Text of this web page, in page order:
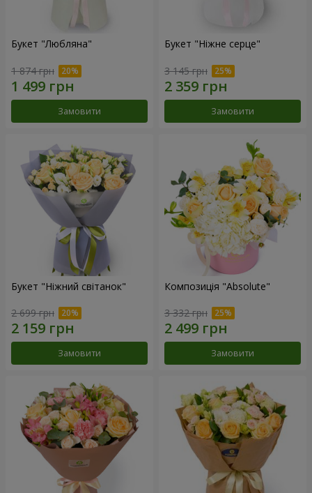
Букет "Любляна"
1 874 грн
Замовити
Букет "Ніжне серце"
3 145 грн
Замовити
Букет "Ніжний світанок"
2 699 грн
Замовити
Композиція "Absolute"
3 332 грн
Замовити